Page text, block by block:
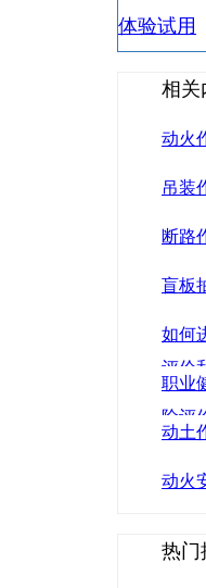
体验试用
相关
动火
吊装
断路
盲板
如何
评价
职业
险评
动土
动火
热门